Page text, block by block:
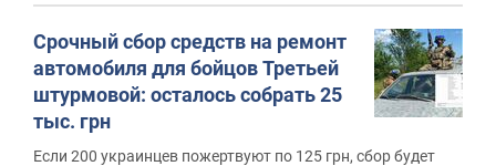
Срочный сбор средств на ремонт
автомобиля для бойцов Третьей
штурмовой: осталось собрать 25
тыс. грн
Если 200 украинцев пожертвуют по 125 грн, сбор будет